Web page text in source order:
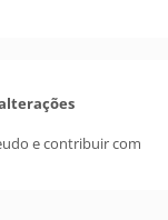
e contribuir com